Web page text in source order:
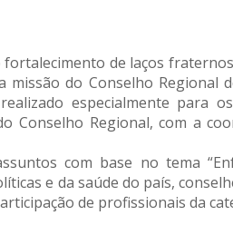
de laços
missão do Conselho
especialmente para
Conselho Regional, com a
com base no tema
e da saúde do país,
de profissionais da